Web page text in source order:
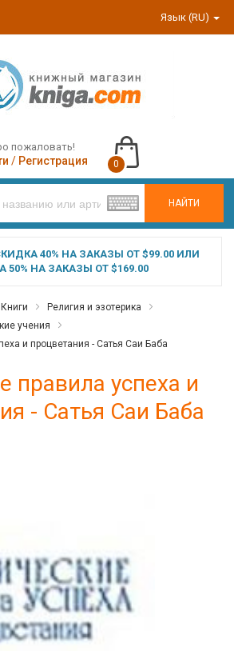
Язык (RU)
НАЙТИ
пожаловать!
/ Регистрация 0
40% НА ЗАКАЗЫ ОТ $99.00 ИЛИ
50% НА ЗАКАЗЫ ОТ $169.00
Книги
Религия и эзотерика
учения
и процветания - Сатья Саи Баба
правила успеха и
- Сатья Саи Баба